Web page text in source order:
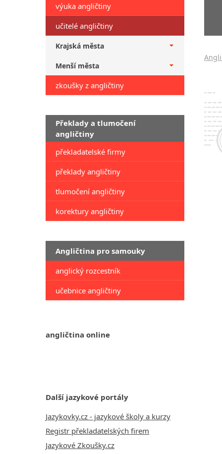
výuka angličtiny
učitelé angličtiny
Krajská města
Menší města
zkoušky z angličtiny
Překlady a tlumočení
angličtiny
překladatelské firmy
překlady angličtiny
tlumočení angličtiny
korektury angličtiny
Angličtina pro samouky
anglický rozcestník
učebnice angličtiny
angličtina online
Další jazykové portály
Jazykovky.cz - jazykové školy a kurzy
Registr překladatelských firem
Jazykové Zkoušky.cz